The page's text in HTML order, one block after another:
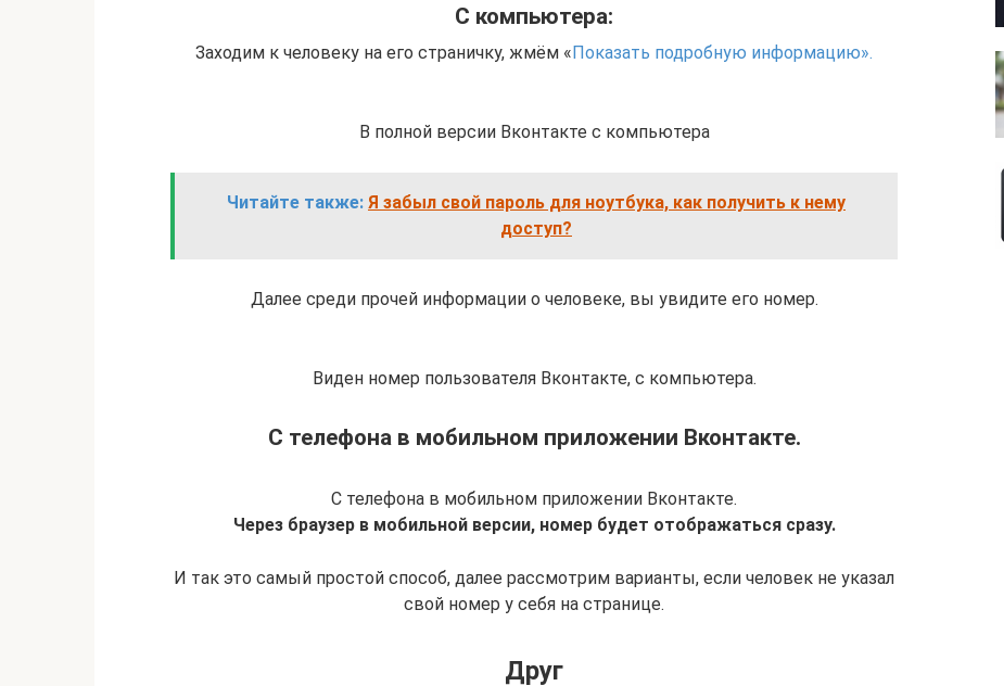
С компьютера:
Заходим к человеку на его страничку, жмём «Показать подробную информацию».
В полной версии Вконтакте с компьютера
Читайте также: Я забыл свой пароль для ноутбука, как получить к нему
доступ?
Далее среди прочей информации о человеке, вы увидите его номер.
Виден номер пользователя Вконтакте, с компьютера.
С телефона в мобильном приложении Вконтакте.
С телефона в мобильном приложении Вконтакте.
Через браузер в мобильной версии, номер будет отображаться сразу.
И так это самый простой способ, далее рассмотрим варианты, если человек не указал
свой номер у себя на странице.
Друг